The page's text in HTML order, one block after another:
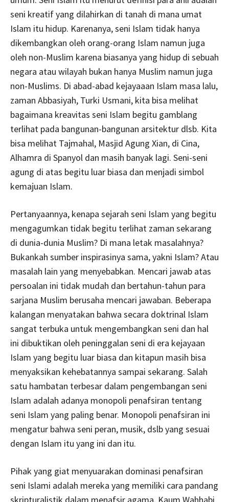
seni kreatif yang dilahirkan di tanah di mana umat
Islam itu hidup. Karenanya, seni Islam tidak hanya
dikembangkan oleh orang-orang Islam namun juga
oleh non-Muslim karena biasanya yang hidup di sebuah
negara atau wilayah bukan hanya Muslim namun juga
non-Muslims. Di abad-abad kejayaaan Islam masa lalu,
zaman Abbasiyah, Turki Usmani, kita bisa melihat
bagaimana kreavitas seni Islam begitu gamblang
terlihat pada bangunan-bangunan arsitektur dlsb. Kita
bisa melihat Tajmahal, Masjid Agung Xian, di Cina,
Alhamra di Spanyol dan masih banyak lagi. Seni-seni
agung di atas begitu luar biasa dan menjadi simbol
kemajuan Islam.
Pertanyaannya, kenapa sejarah seni Islam yang begitu
mengagumkan tidak begitu terlihat zaman sekarang
di dunia-dunia Muslim? Di mana letak masalahnya?
Bukankah sumber inspirasinya sama, yakni Islam? Atau
masalah lain yang menyebabkan. Mencari jawab atas
persoalan ini tidak mudah dan bertahun-tahun para
sarjana Muslim berusaha mencari jawaban. Beberapa
kalangan menyatakan bahwa secara doktrinal Islam
sangat terbuka untuk mengembangkan seni dan hal
ini dibuktikan oleh peninggalan seni di era kejayaan
Islam yang begitu luar biasa dan kitapun masih bisa
menyaksikan kehebatannya sampai sekarang. Salah
satu hambatan terbesar dalam pengembangan seni
Islam adalah adanya monopoli penafsiran tentang
seni Islam yang paling benar. Monopoli penafsiran ini
mengatur bahwa seni peran, musik, dslb yang sesuai
dengan Islam itu yang ini dan itu.
Pihak yang giat menyuarakan dominasi penafsiran
seni Islami adalah mereka yang memiliki cara pandang
skripturalistik dalam menafsir agama. Kaum Wahhabi